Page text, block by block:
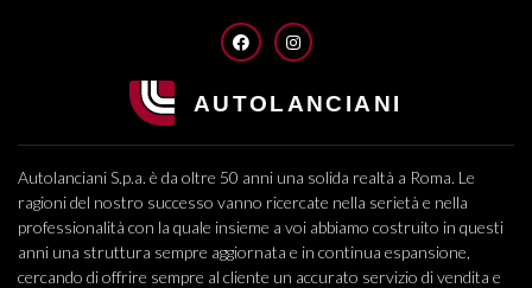
FACEBOOKINSTAGRAM
Autolanciani S.p.a. è da oltre 50 anni una solida realtà a Roma. Le
ragioni del nostro successo vanno ricercate nella serietà e nella
professionalità con la quale insieme a voi abbiamo costruito in questi
anni una struttura sempre aggiornata e in continua espansione,
cercando di offrire sempre al cliente un accurato servizio di vendita e